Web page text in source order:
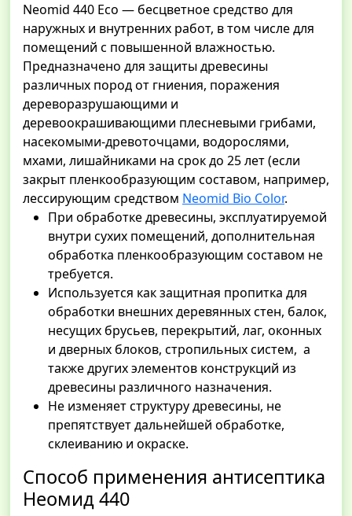
Neomid 440 Eco — бесцветное средство для
наружных и внутренних работ, в том числе для
помещений с повышенной влажностью.
Предназначено для защиты древесины
различных пород от гниения, поражения
дереворазрушающими и
деревоокрашивающими плесневыми грибами,
насекомыми-древоточцами, водорослями,
мхами, лишайниками на срок до 25 лет (если
закрыт пленкообразующим составом, например,
лессирующим средством Neomid Bio Color.
При обработке древесины, эксплуатируемой
внутри сухих помещений, дополнительная
обработка пленкообразующим составом не
требуется.
Используется как защитная пропитка для
обработки внешних деревянных стен, балок,
несущих брусьев, перекрытий, лаг, оконных
и дверных блоков, стропильных систем, а
также других элементов конструкций из
древесины различного назначения.
Не изменяет структуру древесины, не
препятствует дальнейшей обработке,
склеиванию и окраске.
Способ применения антисептика
Неомид 440